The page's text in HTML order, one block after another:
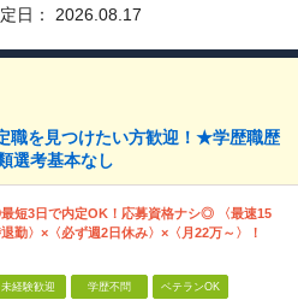
日： 2026.08.17
職を見つけたい方歓迎！★学歴職歴
選考基本なし
短3日で内定OK！応募資格ナシ◎ 〈最速15
勤〉×〈必ず週2日休み〉×〈月22万～〉！
未経験歓迎 学歴不問 ベテランOK